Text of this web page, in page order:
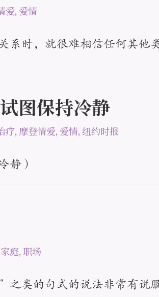
爱,爱情
系时，就很难相信任何其他
图保持冷静
疗, 摩登情爱,爱情, 纽约时报
静）
家庭, 职场
类的句式的说法非常有说